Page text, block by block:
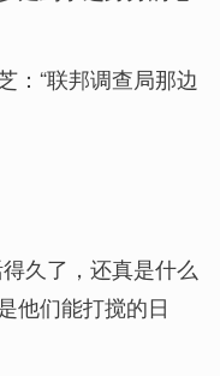
：“联邦调查局那边
久了，还真是什么
他们能打搅的日